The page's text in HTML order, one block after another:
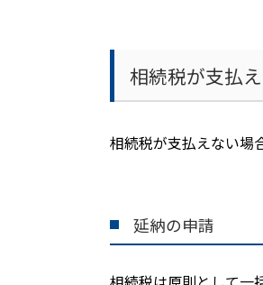
相続税が支払
相続税が支払えない場
延納の申請